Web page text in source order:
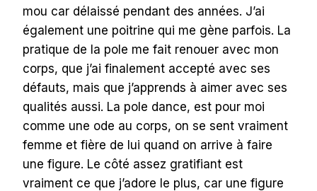
mou car délaissé pendant des années. J’ai
également une poitrine qui me gène parfois. La
pratique de la pole me fait renouer avec mon
corps, que j’ai finalement accepté avec ses
défauts, mais que j’apprends à aimer avec ses
qualités aussi. La pole dance, est pour moi
comme une ode au corps, on se sent vraiment
femme et fière de lui quand on arrive à faire
une figure. Le côté assez gratifiant est
vraiment ce que j’adore le plus, car une figure